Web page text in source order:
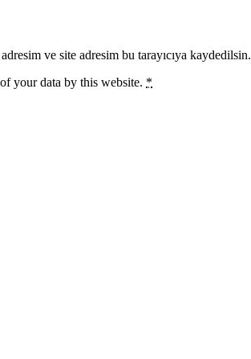
ve site adresim bu tarayıcıya kaydedilsin.
your data by this website. *